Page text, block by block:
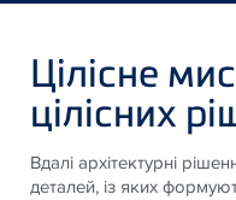
Цілісне
цілісних
Вдалі архітектурні
деталей, із яких